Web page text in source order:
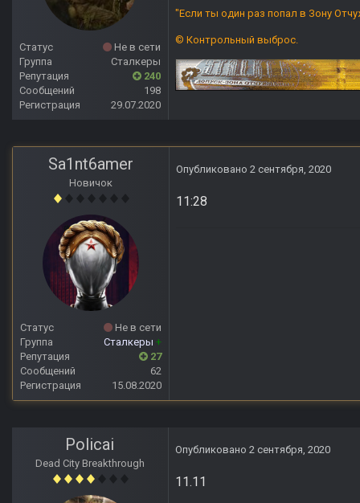
Статус
Не в сети
Группа
Сталкеры
Репутация
240
Сообщений
198
Регистрация
29.07.2020
"Если ты один раз попал в Зону
© Контрольный выброс.
Sa1nt6amer
Новичок
Статус
Не в сети
Группа
Сталкеры +
Репутация
27
Сообщений
62
Регистрация
15.08.2020
Опубликовано 2 сентября, 2020
11:28
Policai
Dead City Breakthrough
Опубликовано 2 сентября, 2020
11.11